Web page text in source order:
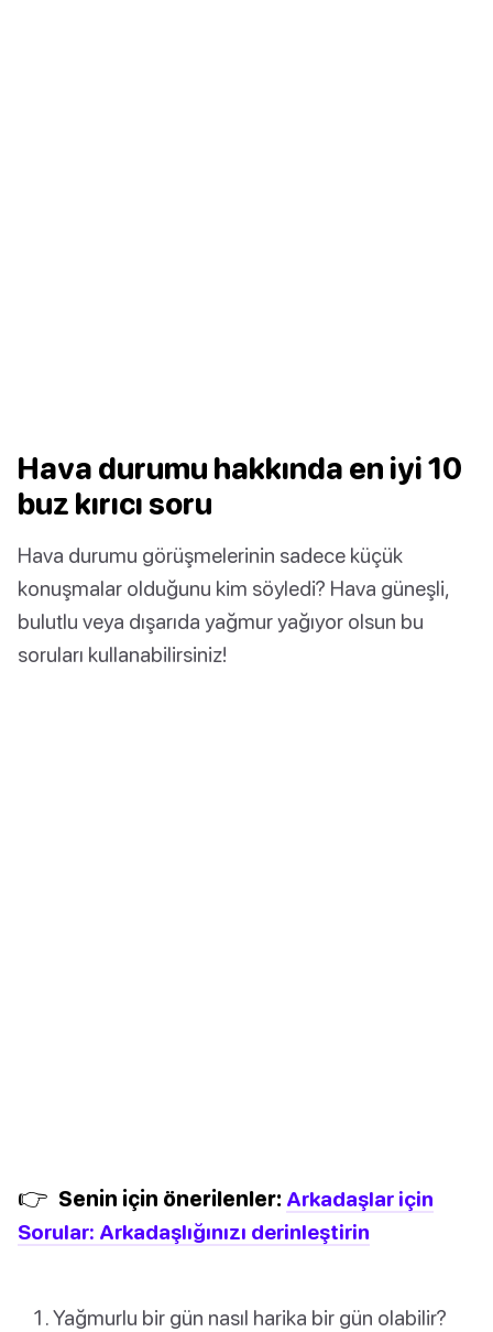
Hava durumu hakkında en iyi 10
buz kırıcı soru
Hava durumu görüşmelerinin sadece küçük
konuşmalar olduğunu kim söyledi? Hava güneşli,
bulutlu veya dışarıda yağmur yağıyor olsun bu
soruları kullanabilirsiniz!
👉 Senin için önerilenler: Arkadaşlar için
Sorular: Arkadaşlığınızı derinleştirin
Yağmurlu bir gün nasıl harika bir gün olabilir?